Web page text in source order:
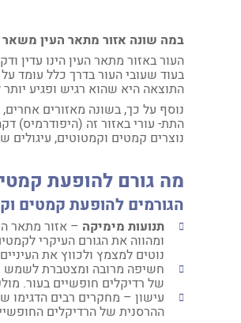
במה שונה אזור מתאר העין
העור באזור מתאר העין הינו עדין
התוצאה היא שהוא רגיש ופגיע
נוסף על כך, בשונה מאזורים
התת- עורי באזור זה (היפודרמיס)
נוצרים קמטים וקמטוטים, עיגולים
מה גורם להופעת
הגורמים להופעת קמטים
תנועות מימיקה – אזור מתאר
ומהווה את הגורם העיקרי
נוטים למצמץ ולכווץ את
חשיפה מרובה ומצטברת לשמש
של רדיקלים חופשיים בעור.
עישון – מחקרים רבים הדגימו
ההרסנית של הרדיקלים